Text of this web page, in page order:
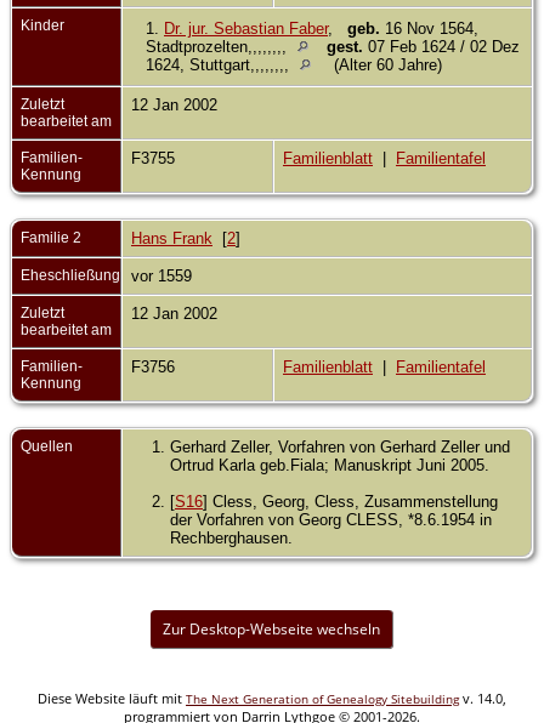
Kinder 1. Dr. jur. Sebastian Faber, geb. 16 Nov 1564,
Stadtprozelten,,,,,,,,
gest. 07 Feb 1624 / 02 Dez
1624, Stuttgart,,,,,,,,
(Alter 60 Jahre)
Zuletzt
bearbeitet am
12 Jan 2002
Familien-
Kennung
F3755 Familienblatt Familientafel
Familie 2 Hans Frank [2]
Eheschließung vor 1559
Zuletzt
bearbeitet am
12 Jan 2002
Familien-
Kennung
F3756 Familienblatt Familientafel
Quellen
Gerhard Zeller, Vorfahren von Gerhard Zeller und
Ortrud Karla geb.Fiala; Manuskript Juni 2005.
[S16] Cless, Georg, Cless, Zusammenstellung
der Vorfahren von Georg CLESS, *8.6.1954 in
Rechberghausen.
Zur Desktop-Webseite wechseln
Diese Website läuft mit The Next Generation of Genealogy Sitebuildingv. 14.0,
programmiert von Darrin Lythgoe © 2001-2026.